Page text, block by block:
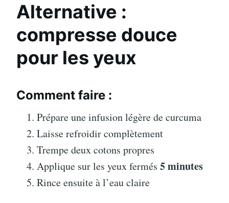
Alternative :
compresse douce
pour les yeux
Comment faire :
Prépare une infusion légère de curcuma
Laisse refroidir complètement
Trempe deux cotons propres
Applique sur les yeux fermés 5 minutes
Rince ensuite à l’eau claire